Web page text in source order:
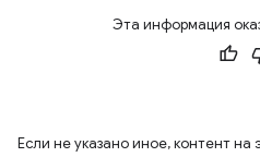
Эта информация
Если не указано иное, контент на